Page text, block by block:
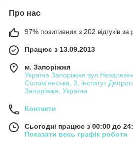
Про нас
97% позитивних з 202 відгуків за
Працює з 13.09.2013
м. Запоріжжя
Україна Запоріжжя
Солом'янська, 3, інститут
Запоріжжя, Україна
Контакти
Сьогодні працює з 00:00 до
Показати весь графік роботи